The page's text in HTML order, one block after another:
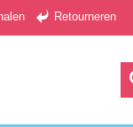
Retourneren